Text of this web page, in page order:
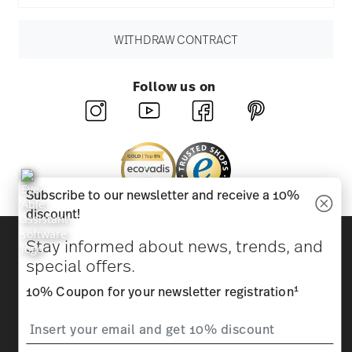
WITHDRAW CONTRACT
Follow us on
Beauty & functionality for your home
Homepage General terms and conditions
Privacy
Subscribe to our newsletter and receive a 10%
discount!
Stay informed about news, trends, and
special offers.
10% Coupon for your newsletter registration1